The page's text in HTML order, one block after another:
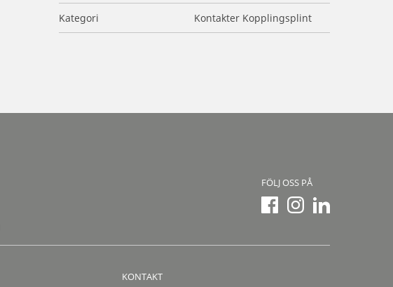
Kategori Kontakter Kopplingsplint
FÖLJ OSS PÅ
KONTAKT